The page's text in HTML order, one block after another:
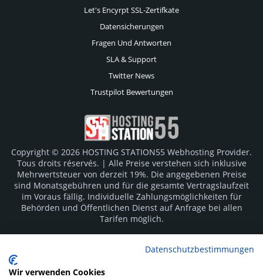
Let's Encyrpt SSL-Zertifkate
Datensicherungen
Fragen Und Antworten
SLA & Support
Twitter News
Trustpilot Bewertungen
Copyright © 2026 HOSTING STATION55 Webhosting Provider.
Tous droits réservés. | Alle Preise verstehen sich inklusive
Mehrwertsteuer von derzeit 19%. Die angegebenen Preise
sind Monatsgebühren und für die gesamte Vertragslaufzeit
im Voraus fällig. Individuelle Zahlungsmöglichkeiten für
Behörden und Öffentlichen Dienst auf Anfrage bei allen
Tarifen möglich.
Hersteller. Irrtümer vorbehalten.Datenschutzbestimmungen
Wir verwenden Cookies